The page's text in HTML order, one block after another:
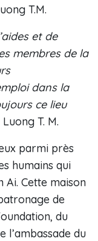
T.M.
et de
membres de la
dans la
ce lieu
T. M.
parmi près
humains qui
Cette maison
de
du
l’ambassade du